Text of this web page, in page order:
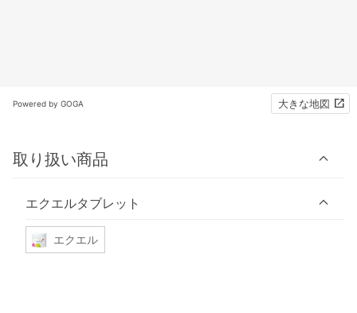
Powered by GOGA 大きな地図
取り扱い商品
エクエルタブレット
エクエル